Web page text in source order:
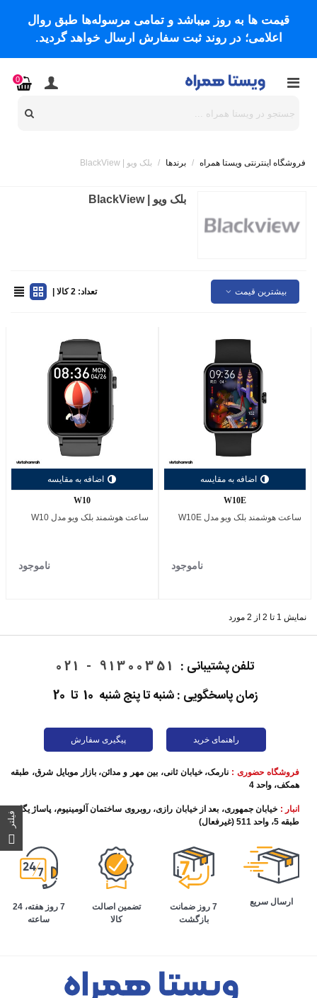
قیمت ها به روز میباشد و تمامی مرسوله‌ها طبق روال
اعلامی؛ در روند ثبت سفارش ارسال خواهد گردید.
0
فروشگاه اینترنتی ویستا همراه / برندها / بلک ویو | BlackView
بلک ویو | BlackView
بیشترین قیمت تعداد: 2 کالا |
اضافه به مقایسه
W10E
ساعت هوشمند بلک ویو مدل W10E
ناموجود
اضافه به مقایسه
W10
ساعت هوشمند بلک ویو مدل W10
ناموجود
نمایش 1 تا 2 از 2 مورد
تلفن پشتیبانی : 91300351 - 021
زمان پاسخگویی : شنبه تا پنج شنبه 10 تا 20
راهنمای خرید پیگیری سفارش
فروشگاه حضوری : نارمک، خیابان ثانی، بین مهر و مدائن، بازار موبایل شرق، طبقه
همکف، واحد 4
انبار : خیابان جمهوری، بعد از خیابان رازی، روبروی ساختمان آلومینیوم، پاساژ یگانه،
طبقه 5، واحد 511 (غیرفعال)
ارسال سریع
7 روز ضمانت
بازگشت
تضمین اصالت
کالا
7 روز هفته، 24
ساعته
فیلتر